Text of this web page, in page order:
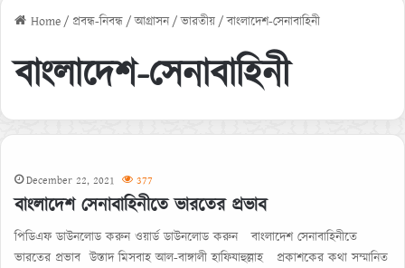
Home / প্রবন্ধ-নিবন্ধ / আগ্রাসন / ভারতীয় / বাংলাদেশ-সেনাবাহিনী
বাংলাদেশ-সেনাবাহিনী
December 22, 2021 377
বাংলাদেশ সেনাবাহিনীতে ভারতের প্রভাব
পিডিএফ ডাউনলোড করুন ওয়ার্ড ডাউনলোড করুন বাংলাদেশ সেনাবাহিনীতে
ভারতের প্রভাব উস্তাদ মিসবাহ আল-বাঙ্গালী হাফিযাহুল্লাহ প্রকাশকের কথা সম্মানিত